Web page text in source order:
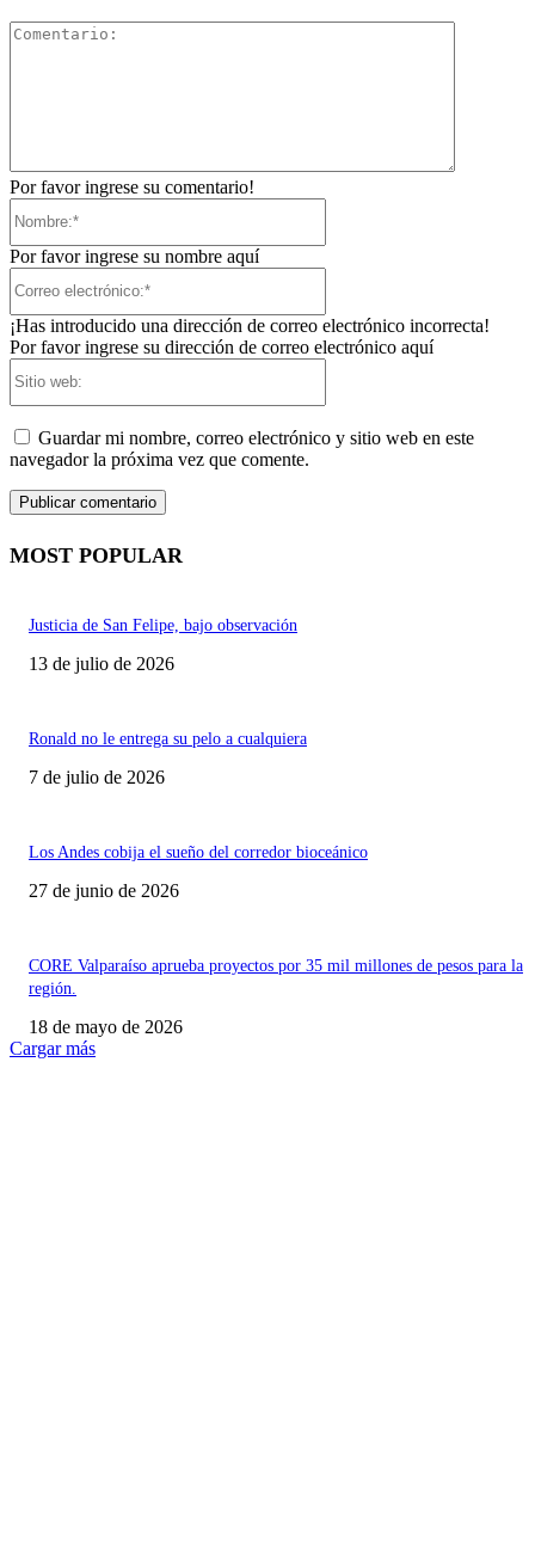
Por favor ingrese su comentario!
Por favor ingrese su nombre aquí
¡Has introducido una dirección de correo electrónico incorrecta!
Por favor ingrese su dirección de correo electrónico aquí
Guardar mi nombre, correo electrónico y sitio web en este
navegador la próxima vez que comente.
MOST POPULAR
Justicia de San Felipe, bajo observación
13 de julio de 2026
Ronald no le entrega su pelo a cualquiera
7 de julio de 2026
Los Andes cobija el sueño del corredor bioceánico
27 de junio de 2026
CORE Valparaíso aprueba proyectos por 35 mil millones de pesos para la
región.
18 de mayo de 2026
Cargar más